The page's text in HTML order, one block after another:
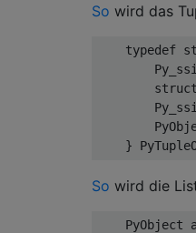
So wird das
typedef
struct
}
So wird die
PyObject